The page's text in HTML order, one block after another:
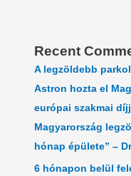
Recent
A legzöldebb
Astron hozta el
európai szakmai
Magyarország
hónap épülete” –
6 hónapon belül